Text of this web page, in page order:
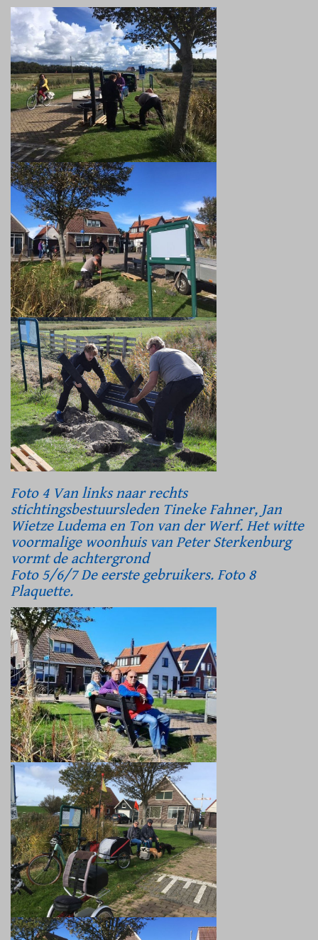
Foto 4 Van links naar rechts
stichtingsbestuursleden Tineke Fahner, Jan
Wietze Ludema en Ton van der Werf. Het witte
voormalige woonhuis van Peter Sterkenburg
vormt de achtergrond
Foto 5/6/7 De eerste gebruikers. Foto 8
Plaquette.